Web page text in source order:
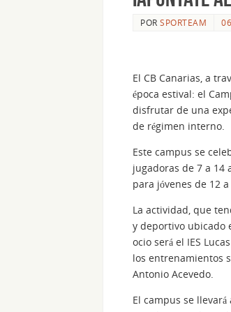
POR SPORTEAM
El CB Canarias, a
época estival: el
disfrutar de una
de régimen interno.
Este campus se
jugadoras de 7 a 14
para jóvenes de 12 a
La actividad, que
y deportivo ubicado
ocio será el IES
los entrenamientos
Antonio Acevedo.
El campus se